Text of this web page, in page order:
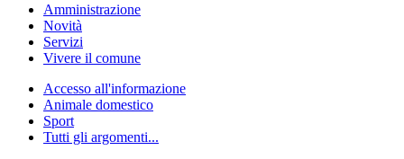
Amministrazione
Novità
Servizi
Vivere il comune
Accesso all'informazione
Animale domestico
Sport
Tutti gli argomenti...